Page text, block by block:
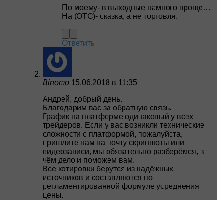
По моему- в выходные намного проще…
На (OTC)- сказка, а не торговля.
Ответить
Binomo 15.06.2018 в 11:35
Андрей, добрый день.
Благодарим вас за обратную связь.
График на платформе одинаковый у всех
трейдеров. Если у вас возникли технические
сложности с платформой, пожалуйста,
пришлите нам на почту скриншоты или
видеозаписи, мы обязательно разберёмся, в
чём дело и поможем вам.
Все котировки берутся из надёжных
источников и составляются по
регламентированной формуле усреднения
цены.